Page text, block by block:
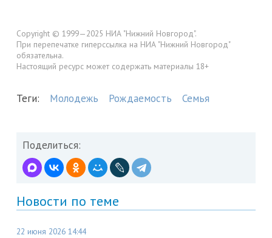
Copyright © 1999—2025 НИА "Нижний Новгород".
При перепечатке гиперссылка на НИА "Нижний Новгород"
обязательна.
Настоящий ресурс может содержать материалы 18+
Теги: Молодежь Рождаемость Семья
Поделиться:
Новости по теме
22 июня 2026 14:44